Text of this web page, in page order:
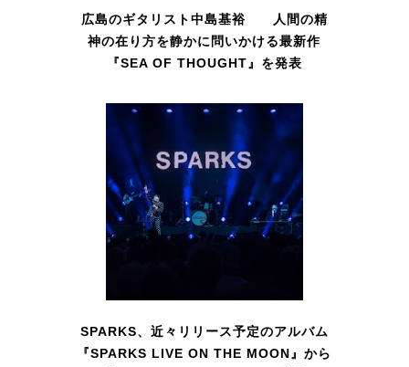
広島のギタリスト中島基裕 人間の精
神の在り方を静かに問いかける最新作
『SEA OF THOUGHT』を発表
SPARKS、近々リリース予定のアルバム
『SPARKS LIVE ON THE MOON』から